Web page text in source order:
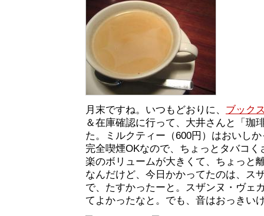
月末ですね。いつもどおりに、 ブック
＆在庫確認に行って、大井さんと「珈
た。ミルクティー（600円）はおいし
完全喫煙OKなので、ちょっとタバコ
楽のボリュームが大きくて、ちょっと
なんだけど、今日かかってたのは、ス
で、たすかったーと。スザンヌ・ヴェ
てよかったなと。でも、音はおっきい